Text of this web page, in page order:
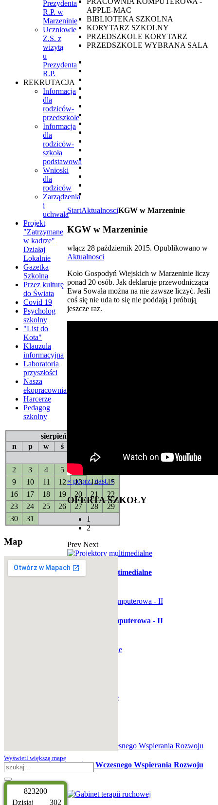
APPLE-MAC
BIBLIOTEKA SZKOLNA
KORYTARZ SZKOLNY
PRZEDSZKOLE KORYTARZ
PRZEDSZKOLE WYBRANA SALA
StartAktualnosciKGW w Marzeninie
KGW w Marzeninie
włącz 28 październik 2015. Opublikowano w
Aktualnosci
Koło Gospodyń Wiejskich w Marzeninie liczy
ponad 20 osób. Jak deklaruje przewodnicząca
Ewa Sowała można na nie zawsze liczyć. Jeśli
coś się nie uda to się nie poddają i próbują
jeszcze raz.
« poprz. nast. »
OFERTASZKOŁY
1
2
Prev Next
Projektory multimedialne
Pracownia komputerowa - II
Gabinet Wczesnego Wspierania Rozwoju
Prezydenta
R.P. w
Marzeninie
Uczniowie
Z.S. z
wizytą
u
Prezydenta
R.P.
REKRUTACJA
Informacja
dla
rodziców-
przedszkole
Informacja
dla
rodziców-
szkoła
podstawowa
Wnioski
dla
rodziców
Zarządzenia
i
uchwała
Projekt
"Zatrzymane
w kadrze"
Działaj
Lokalnie
Gazetka
Szkolna
Przez kulturę
do Świata
Covid 19
Psycholog
szkolny
"List do
Kota"
Klauzula
informacyjna
Laboratoria
przyszłości
Nasza
ekopracownia
Harcerze
Pedagog
szkolny
sierpień 2026
n
p w ś
2
3 4 5
9
10 11 12 13 14
15
16
17 18 19 20 21
22
23
24 25 26 27 28
29
30
31
Map
Wyświetl większą mapę
823200
Dzisiaj
302